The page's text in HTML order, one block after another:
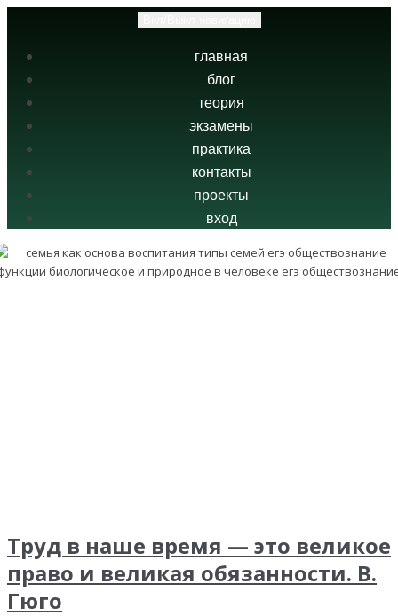
главная
блог
теория
экзамены
практика
контакты
проекты
вход
Труд в наше время — это великое
право и великая обязанности. В.
Гюго